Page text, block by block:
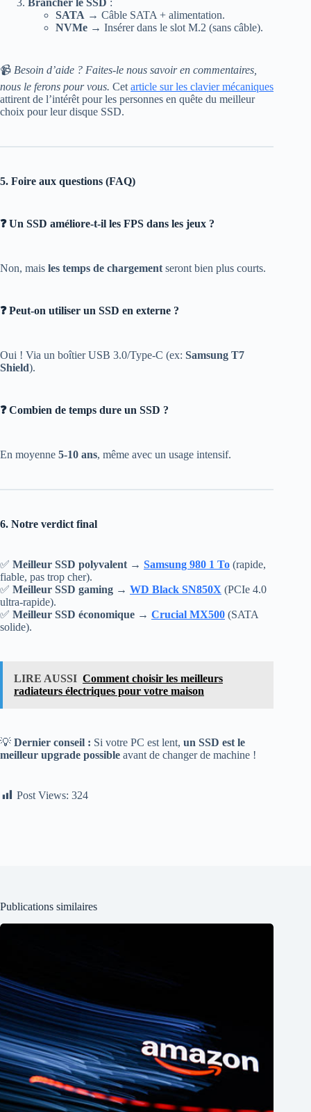
Brancher le SSD :
SATA → Câble SATA + alimentation.
NVMe → Insérer dans le slot M.2 (sans câble).
📹 Besoin d’aide ? Faites-le nous savoir en commentaires,
nous le ferons pour vous. Cet article sur les clavier mécaniques
attirent de l’intérêt pour les personnes en quête du meilleur
choix pour leur disque SSD.
5. Foire aux questions (FAQ)
❓ Un SSD améliore-t-il les FPS dans les jeux ?
Non, mais les temps de chargement seront bien plus courts.
❓ Peut-on utiliser un SSD en externe ?
Oui ! Via un boîtier USB 3.0/Type-C (ex: Samsung T7
Shield).
❓ Combien de temps dure un SSD ?
En moyenne 5-10 ans, même avec un usage intensif.
6. Notre verdict final
✅ Meilleur SSD polyvalent → Samsung 980 1 To (rapide,
fiable, pas trop cher).
✅ Meilleur SSD gaming → WD Black SN850X (PCIe 4.0
ultra-rapide).
✅ Meilleur SSD économique → Crucial MX500 (SATA
solide).
LIRE AUSSI Comment choisir les meilleurs
radiateurs électriques pour votre maison
💡 Dernier conseil : Si votre PC est lent, un SSD est le
meilleur upgrade possible avant de changer de machine !
Post Views: 324
Publications similaires